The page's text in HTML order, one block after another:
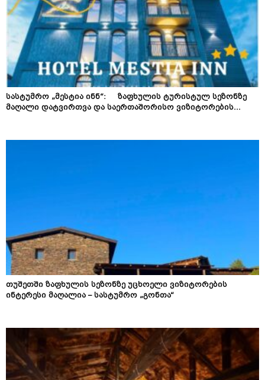
სასტუმრო „მესტია ინნ“: ზაფხულის ტურისტულ სეზონზე
მაღალი დატვირთვა და საერთაშორისო ვიზიტორების...
თუშეთში ზაფხულის სეზონზე უცხოელი ვიზიტორების
ინტერესი მაღალია – სასტუმრო „გონთა“